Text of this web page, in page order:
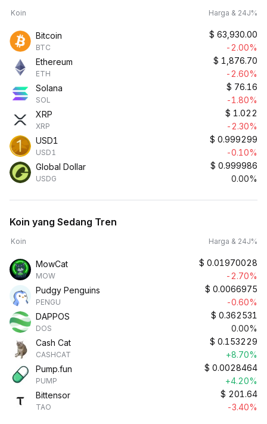
Koin Harga & 24J%
Bitcoin
BTC
$ 63,930.00
-2.00%
Ethereum
ETH
$ 1,876.70
-2.60%
Solana
SOL
$ 76.16
-1.80%
XRP
XRP
$ 1.022
-2.30%
USD1
USD1
$ 0.999299
-0.10%
Global Dollar
USDG
$ 0.999986
0.00%
Koin yang Sedang Tren
Koin Harga & 24J%
MowCat
MOW
$ 0.01970028
-2.70%
Pudgy Penguins
PENGU
$ 0.0066975
-0.60%
DAPPOS
DOS
$ 0.362531
0.00%
Cash Cat
CASHCAT
$ 0.153229
+8.70%
Pump.fun
PUMP
$ 0.0028464
+4.20%
Bittensor
TAO
$ 201.64
-3.40%